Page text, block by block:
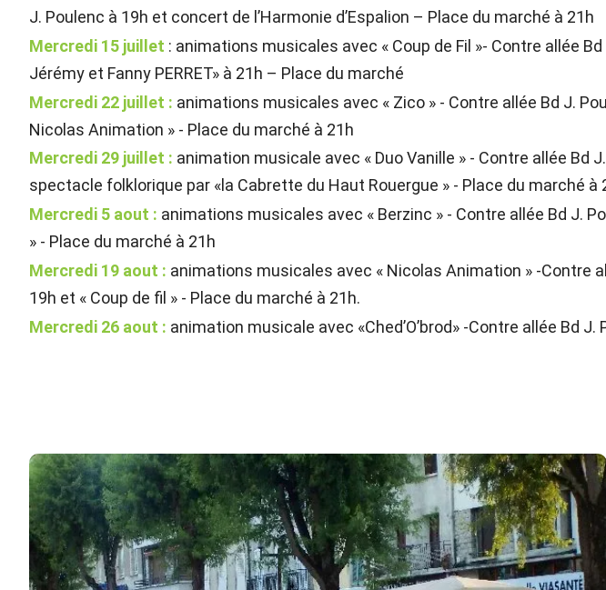
J. Poulenc à 19h et concert de l’Harmonie d’Espalion – Place du marché à 21h
Mercredi 15 juillet : animations musicales avec « Coup de Fil »- Contre allée
Jérémy et Fanny PERRET» à 21h – Place du marché
Mercredi 22 juillet : animations musicales avec « Zico » - Contre allée Bd J.
Nicolas Animation » - Place du marché à 21h
Mercredi 29 juillet : animation musicale avec « Duo Vanille » - Contre allée Bd
spectacle folklorique par «la Cabrette du Haut Rouergue » - Place du marché à
Mercredi 5 aout : animations musicales avec « Berzinc » - Contre allée Bd J.
» - Place du marché à 21h
Mercredi 19 aout : animations musicales avec « Nicolas Animation » -Contre
19h et « Coup de fil » - Place du marché à 21h.
Mercredi 26 aout : animation musicale avec «Ched’O’brod» -Contre allée Bd J.